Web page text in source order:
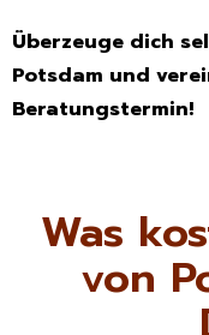
Überzeuge dich
Potsdam und
Beratungstermin!
Was
von